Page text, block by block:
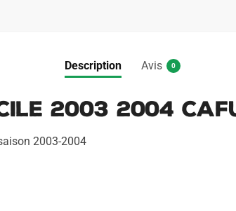
Description Avis 0
2003 2004
2003-2004